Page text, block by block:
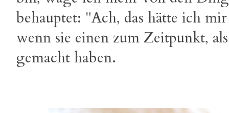
behauptet: "Ach, das hätte ich
wenn sie einen zum Zeitpunkt,
gemacht haben.